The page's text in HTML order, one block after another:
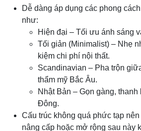
Dễ dàng áp dụng các phong
như:
Hiện đại – Tối ưu ánh sáng
Tối giản (Minimalist) – Nhẹ
kiệm chi phí nội thất.
Scandinavian – Pha trộn
thẩm mỹ Bắc Âu.
Nhật Bản – Gọn gàng, thanh
Đông.
Cấu trúc không quá phức tạp nên
nâng cấp hoặc mở rộng sau này